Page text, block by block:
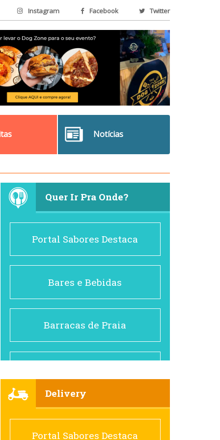
Instagram Facebook Twitter
Notícias
Quer Ir Pra Onde?
Portal Sabores Destaca
Bares e Bebidas
Barracas de Praia
Cafés
Delivery
Portal Sabores Destaca